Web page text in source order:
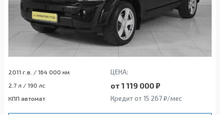
2011 г.в. / 164 000 км ЦЕНА:
2.7 л / 190 лс от 1 119 000 ₽
КПП автомат Кредит от 15 267 ₽/мес